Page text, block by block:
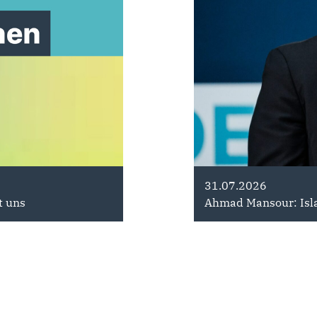
uns
100 Tage Arbeit für Brandenburg
der CDU
31.07.2026
Ahmad Mansour: